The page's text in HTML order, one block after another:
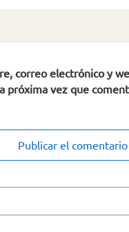
correo electrónico y
próxima vez que